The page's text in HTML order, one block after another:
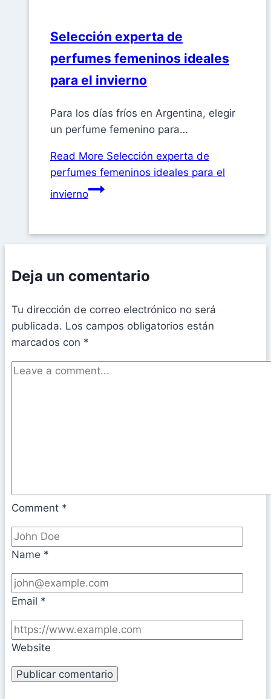
Selección experta de
perfumes femeninos ideales
para el invierno
Para los días fríos en Argentina, elegir
un perfume femenino para…
Read More Selección experta de
perfumes femeninos ideales para el
invierno
Deja un comentario
Tu dirección de correo electrónico no será
publicada. Los campos obligatorios están
marcados con *
Comment *
Name *
Email *
Website